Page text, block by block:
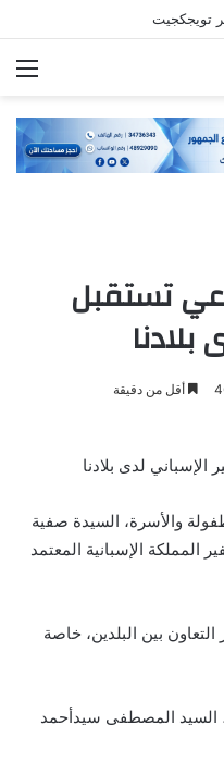
تويجكجيت
تستقبل
أقل من دقيقة
لدى بلادنا
والأسرة، السيدة صفية
المملكة الإسبانية المعتمد
بين البلدين، خاصة
السيد المصطفى سيدأحمد